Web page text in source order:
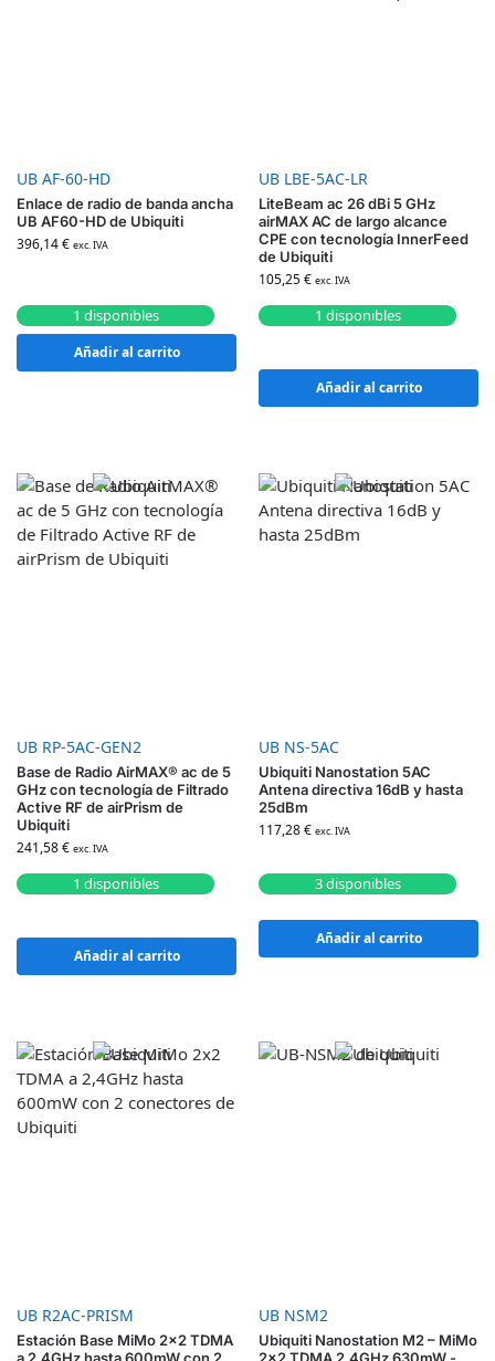
UB AF-60-HD
Enlace de radio de banda ancha
UB AF60-HD de Ubiquiti
396,14€ exc. IVA
Añadir al carrito
1 disponibles
UB LBE-5AC-LR
LiteBeam ac 26 dBi 5 GHz
airMAX AC de largo alcance
CPE con tecnología InnerFeed
de Ubiquiti
105,25€ exc. IVA
Añadir al carrito
1 disponibles
UB RP-5AC-GEN2
Base de Radio AirMAX® ac de 5
GHz con tecnología de Filtrado
Active RF de airPrism de
Ubiquiti
241,58€ exc. IVA
Añadir al carrito
1 disponibles
UB NS-5AC
Ubiquiti Nanostation 5AC
Antena directiva 16dB y hasta
25dBm
117,28€ exc. IVA
Añadir al carrito
3 disponibles
UB R2AC-PRISM
Estación Base MiMo 2×2 TDMA
UB NSM2
Ubiquiti Nanostation M2 – MiMo